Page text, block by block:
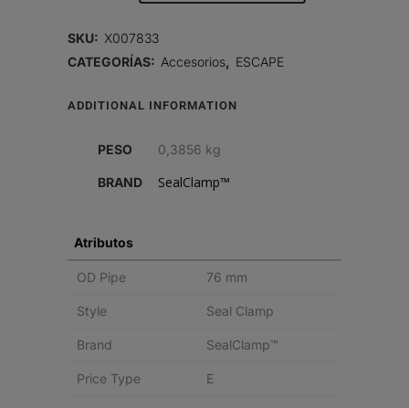
SKU: X007833
CATEGORÍAS: Accesorios ESCAPE
ADDITIONAL INFORMATION
PESO 0,3856 kg
BRAND SealClamp™
Atributos
OD Pipe 76 mm
Style Seal Clamp
Brand SealClamp™
Price Type E